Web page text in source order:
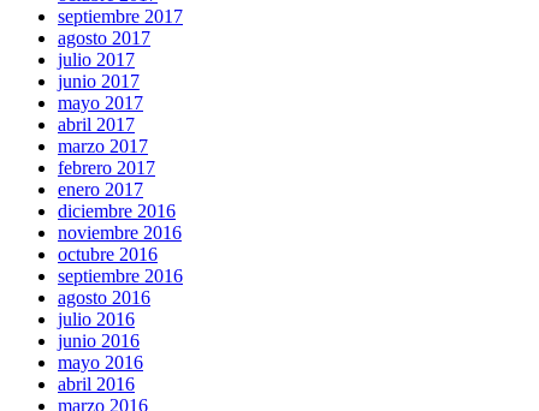
septiembre 2017
agosto 2017
julio 2017
junio 2017
mayo 2017
abril 2017
marzo 2017
febrero 2017
enero 2017
diciembre 2016
noviembre 2016
octubre 2016
septiembre 2016
agosto 2016
julio 2016
junio 2016
mayo 2016
abril 2016
marzo 2016